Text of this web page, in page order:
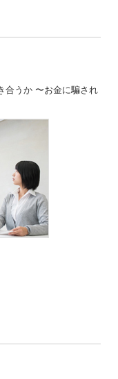
合うか 〜お金に騙され